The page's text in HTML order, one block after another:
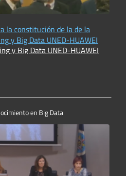
de la de la
y Big Data UNED-HUAWEI
y Big Data UNED-HUAWEI
en Big Data